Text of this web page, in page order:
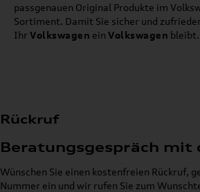
passgenauen Original Produkte im
Sortiment. Damit Sie sicher und
Ihr Volkswagen ein Volkswagen bleibt.
Rückruf
Beratungsgespräch mit
Wünschen Sie einen kostenfreien Rückruf,
Nummer ein und wir rufen Sie zum